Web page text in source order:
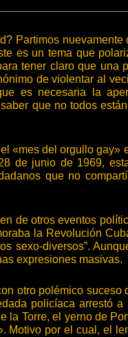
Partimos nuevamente
es un tema que
tener claro que una
de violentar al
es necesaria la
que no todos
«mes del orgullo gay»
de junio de 1969,
que no
de otros eventos
la Revolución
sexo-diversos”.
expresiones masivas.
otro polémico suceso
policíaca arrestó a
la Torre, el yerno de
Motivo por el cual, el